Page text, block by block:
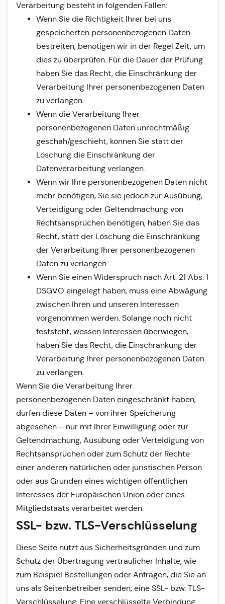
Verarbeitung besteht in folgenden Fällen:
Wenn Sie die Richtigkeit Ihrer bei uns
gespeicherten personenbezogenen Daten
bestreiten, benötigen wir in der Regel Zeit, um
dies zu überprüfen. Für die Dauer der Prüfung
haben Sie das Recht, die Einschränkung der
Verarbeitung Ihrer personenbezogenen Daten
zu verlangen.
Wenn die Verarbeitung Ihrer
personenbezogenen Daten unrechtmäßig
geschah/geschieht, können Sie statt der
Löschung die Einschränkung der
Datenverarbeitung verlangen.
Wenn wir Ihre personenbezogenen Daten nicht
mehr benötigen, Sie sie jedoch zur Ausübung,
Verteidigung oder Geltendmachung von
Rechtsansprüchen benötigen, haben Sie das
Recht, statt der Löschung die Einschränkung
der Verarbeitung Ihrer personenbezogenen
Daten zu verlangen.
Wenn Sie einen Widerspruch nach Art. 21 Abs. 1
DSGVO eingelegt haben, muss eine Abwägung
zwischen Ihren und unseren Interessen
vorgenommen werden. Solange noch nicht
feststeht, wessen Interessen überwiegen,
haben Sie das Recht, die Einschränkung der
Verarbeitung Ihrer personenbezogenen Daten
zu verlangen.
Wenn Sie die Verarbeitung Ihrer
personenbezogenen Daten eingeschränkt haben,
dürfen diese Daten – von ihrer Speicherung
abgesehen – nur mit Ihrer Einwilligung oder zur
Geltendmachung, Ausübung oder Verteidigung von
Rechtsansprüchen oder zum Schutz der Rechte
einer anderen natürlichen oder juristischen Person
oder aus Gründen eines wichtigen öffentlichen
Interesses der Europäischen Union oder eines
Mitgliedstaats verarbeitet werden.
SSL- bzw. TLS-Verschlüsselung
Diese Seite nutzt aus Sicherheitsgründen und zum
Schutz der Übertragung vertraulicher Inhalte, wie
zum Beispiel Bestellungen oder Anfragen, die Sie an
uns als Seitenbetreiber senden, eine SSL- bzw. TLS-
Verschlüsselung. Eine verschlüsselte Verbindung